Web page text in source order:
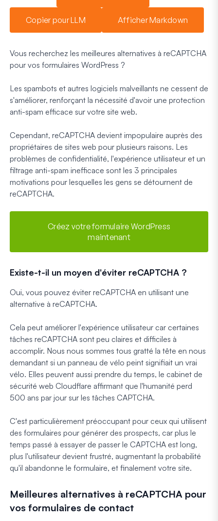
Copier pour LLM Afficher Markdown
Vous recherchez les meilleures alternatives à reCAPTCHA
pour vos formulaires WordPress ?
Les spambots et autres logiciels malveillants ne cessent de
s'améliorer, renforçant la nécessité d'avoir une protection
anti-spam efficace sur votre site web.
Cependant, reCAPTCHA devient impopulaire auprès des
propriétaires de sites web pour plusieurs raisons. Les
problèmes de confidentialité, l'expérience utilisateur et un
filtrage anti-spam inefficace sont les 3 principales
motivations pour lesquelles les gens se détournent de
reCAPTCHA.
Créez votre formulaire WordPress
maintenant
Existe-t-il un moyen d'éviter reCAPTCHA ?
Oui, vous pouvez éviter reCAPTCHA en utilisant une
alternative à reCAPTCHA.
Cela peut améliorer l'expérience utilisateur car certaines
tâches reCAPTCHA sont peu claires et difficiles à
accomplir. Nous nous sommes tous gratté la tête en nous
demandant si un panneau de vélo peint signifiait un vrai
vélo. Elles peuvent aussi prendre du temps, le cabinet de
sécurité web Cloudflare affirmant que l'humanité perd
500 ans par jour sur les tâches CAPTCHA.
C'est particulièrement préoccupant pour ceux qui utilisent
des formulaires pour générer des prospects, car plus le
temps passé à essayer de passer le CAPTCHA est long,
plus l'utilisateur devient frustré, augmentant la probabilité
qu'il abandonne le formulaire, et finalement votre site.
Meilleures alternatives à reCAPTCHA pour
vos formulaires de contact